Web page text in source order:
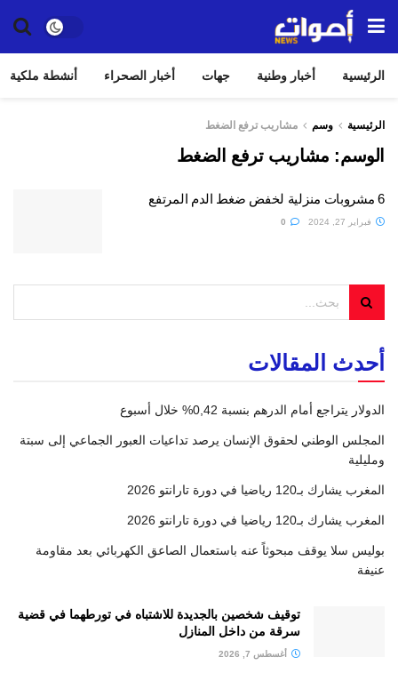
الرئيسية أخبار وطنية جهات أخبار الصحراء أنشطة ملكية
الرئيسية وسم مشاريب ترفع الضغط
الوسم: مشاريب ترفع الضغط
6 مشروبات منزلية لخفض ضغط الدم المرتفع
فبراير 27, 2024
أحدث المقالات
الدولار يتراجع أمام الدرهم بنسبة 0,42% خلال أسبوع
المجلس الوطني لحقوق الإنسان يرصد تداعيات العبور الجماعي إلى سبتة
ومليلية
المغرب يشارك بـ120 رياضيا في دورة تارانتو 2026
المغرب يشارك بـ120 رياضيا في دورة تارانتو 2026
بوليس سلا يوقف مبحوثاً عنه باستعمال الصاعق الكهربائي بعد مقاومة
عنيفة
توقيف شخصين بالجديدة للاشتباه في تورطهما في قضية
سرقة من داخل المنازل
أغسطس 7, 2026